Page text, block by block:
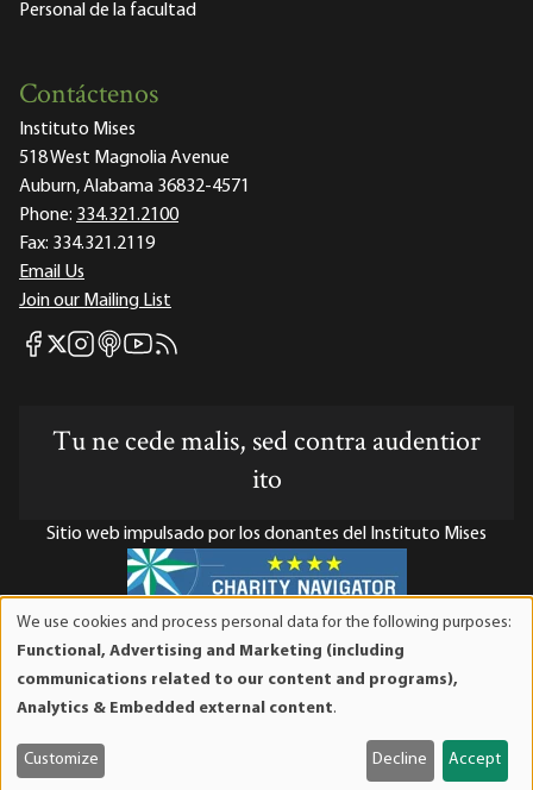
Personal de la facultad
Contáctenos
Instituto Mises
518 West Magnolia Avenue
Auburn, Alabama 36832-4571
Phone: 334.321.2100
Fax: 334.321.2119
Email Us
Join our Mailing List
Mises Facebook
Mises X
Mises Instagram
Mises itunes
Mises Youtube
Mises RSS feed
Tu ne cede malis, sed contra audentior
ito
Sitio web impulsado por los donantes del Instituto Mises
El Instituto Mises es una organización sin fines de lucro 501(c)(3)
exenta de impuestos. Las contribuciones son deducibles de
impuestos en la máxima medida que lo permita la ley. ID Fiscal:
and
cookies
We use cookies and process personal data for the following purposes:
Functional, Advertising and Marketing (including
communications related to our content and programs),
Analytics & Embedded external content.
Customize Decline Accept